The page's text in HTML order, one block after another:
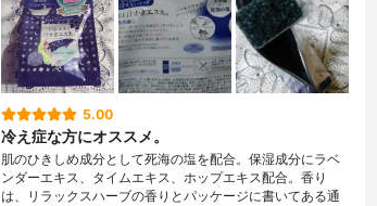
5.00
冷え症な方にオススメ。
肌のひきしめ成分として死海の塩を配合。保湿成分にラベ
ンダーエキス、タイムエキス、ホップエキス配合。香り
は、リラックスハーブの香りとパッケージに書いてある通